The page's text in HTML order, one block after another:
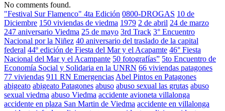
No comments found.
"Festival Sur Flamenco" 4ta Edición 0800-DROGAS 10 de
Diciembre 150 viviendas de viedma 1979 2 de abril 24 de marzo
247 aniversario Viedma 25 de mayo 3rd Track 3° Encuentro
Nacional por la Niñez 40 aniversario del traslado de la capital
federal 44º edición de Fiesta del Mar y el Acapamte 46° Fiesta
Nacional del Mar y el Acampante 50 fotografías” 5to Encuentro de
Economía Social y Solidaria en la UNRN 66 viviendas patagones
77 viviendas 911 RN Emergencias Abel Pintos en Patagones
abigeato abigeato Patagones abuso abuso sexual las grutas abuso
sexual viedma abuso Viedma accidente avioneta villalonga
accidente en plaza San Martin de Viedma accidente en villalonga